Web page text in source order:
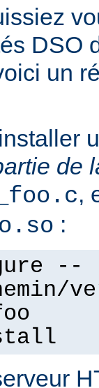
DSO
un
de
,
:
--